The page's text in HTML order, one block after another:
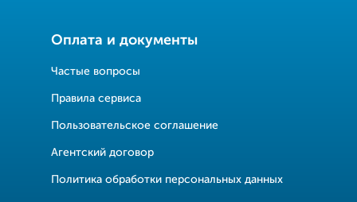
Оплата и документы
Частые вопросы
Правила сервиса
Пользовательское соглашение
Агентский договор
Политика обработки персональных данных